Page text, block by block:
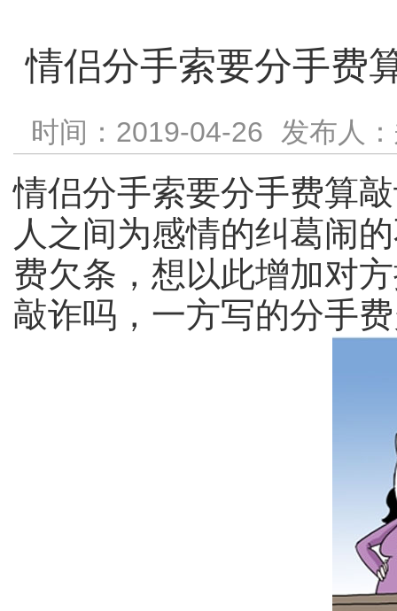
情侣分手索要分手费
时间：2019-04-26 发布人
情侣分手索要分手费算
人之间为感情的纠葛闹
费欠条，想以此增加对
敲诈吗，一方写的分手